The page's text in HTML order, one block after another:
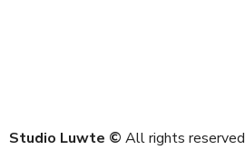
Studio Luwte © All rights reserved